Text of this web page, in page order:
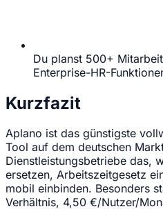
Du planst 500+
Enterprise-HR-
Kurzfazit
Aplano ist das günstigste
Tool auf dem deutschen
Dienstleistungsbetriebe das,
ersetzen, Arbeitszeitgesetz
mobil einbinden. Besonders
Verhältnis, 4,50 €/Nutzer/